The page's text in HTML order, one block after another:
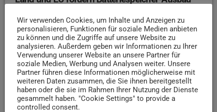
Batteriespeicher-Ausbau in der Region erhalten. Gefördert
werden gleich vier innovative Speicherprojekte von rund
6,35 Mio Euro. Dazu gab es von der Europäischen Union
eine Förderung von 2,16 Mio Euro, die von Staatssekretär
Michael Hauer übergeben wurde. Ziel ist es, neue
Technologien und Strategien zur Integration von
erneuerbaren Energien zu testen. Außerdem soll der
Strom bis 2030 zu 100% aus der Region stammen.
Wir verwenden Cookies, um Inhalte und Anzeigen zu
personalisieren, Funktionen für soziale Medien anbieten
zu können und die Zugriffe auf unsere Website zu
analysieren. Außerdem geben wir Informationen zu Ihrer
Verwendung unserer Website an unsere Partner für
soziale Medien, Werbung und Analysen weiter. Unsere
Partner führen diese Informationen möglicherweise mit
weiteren Daten zusammen, die Sie ihnen bereitgestellt
haben oder die sie im Rahmen Ihrer Nutzung der Dienste
gesammelt haben. "Cookie Settings" to provide a
controlled consent.